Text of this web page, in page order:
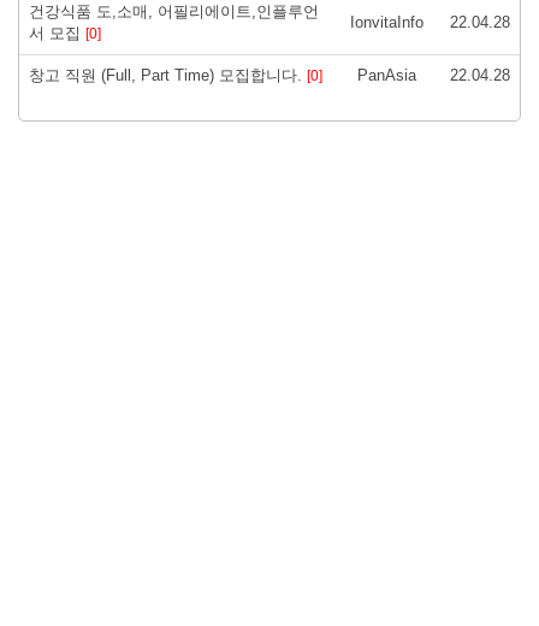
건강식품 도,소매, 어필리에이트,인플루언
서 모집 [0]
IonvitaInfo 22.04.28
창고 직원 (Full, Part Time) 모집합니다. [0] PanAsia 22.04.28